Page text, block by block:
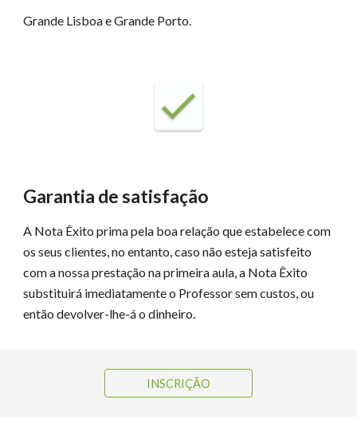
Grande Lisboa e Grande Porto.
Garantia de satisfação
A Nota Êxito prima pela boa relação que estabelece com
os seus clientes, no entanto, caso não esteja satisfeito
com a nossa prestação na primeira aula, a Nota Êxito
substituirá imediatamente o Professor sem custos, ou
então devolver-lhe-á o dinheiro.
INSCRIÇÃO